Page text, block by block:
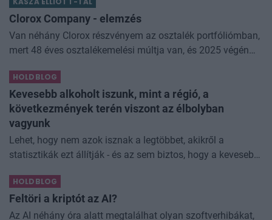
némi kellemetlenséggel is járnak. Az
Clorox Company - elemzés
Van néhány Clorox részvényem az osztalék portfóliómban,
mert 48 éves osztalékemelési múltja van, és 2025 végén
dividend king-et. Azt
HOLDBLOG
Kevesebb alkoholt iszunk, mint a régió, a
következmények terén viszont az élbolyban
vagyunk
Lehet, hogy nem azok isznak a legtöbbet, akikről a
statisztikák ezt állítják - és az sem biztos, hogy a kevesebb
Kevesebb alkoholt iszunk
HOLDBLOG
Feltöri a kriptót az AI?
Az AI néhány óra alatt megtalálhat olyan szoftverhibákat,